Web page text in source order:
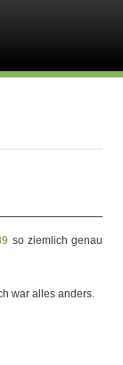
so ziemlich genau
war alles anders.